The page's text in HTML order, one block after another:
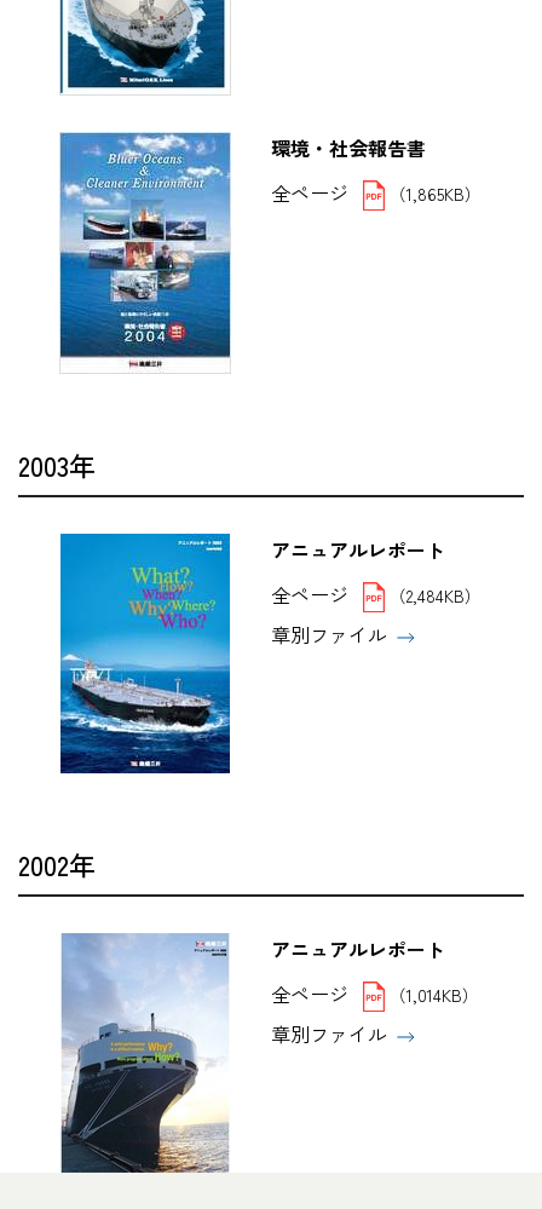
環境・社会報告書
全ページ
（1,865KB）
2003年
アニュアルレポート
全ページ
（2,484KB）
章別ファイル
2002年
アニュアルレポート
全ページ
（1,014KB）
章別ファイル